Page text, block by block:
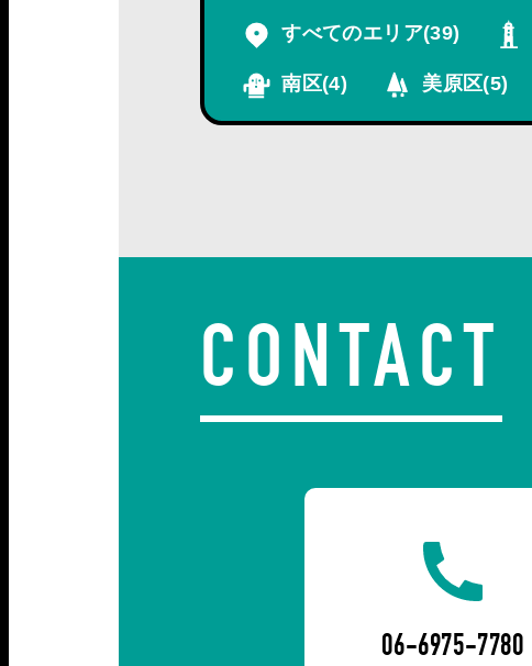
すべてのエリア(39)
南区(4) 美原区(5)
CONTACT
06-6975-7780